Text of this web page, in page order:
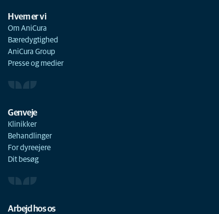
Hvem er vi
Om AniCura
Bæredygtighed
AniCura Group
Presse og medier
Genveje
Klinikker
Behandlinger
For dyreejere
Dit besøg
Arbejd hos os